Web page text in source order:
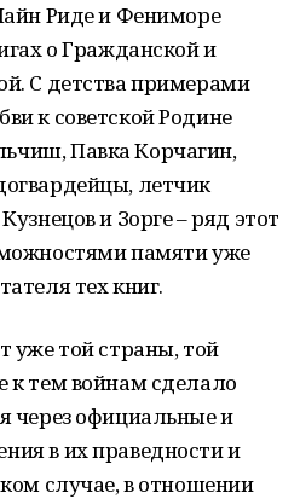
Риде и Фениморе
о Гражданской и
С детства примерами
к советской Родине
Павка Корчагин,
летчик
и Зорге – ряд этот
памяти уже
тех книг.
уже той страны, той
к тем войнам сделало
через официальные и
в их праведности и
случае, в отношении